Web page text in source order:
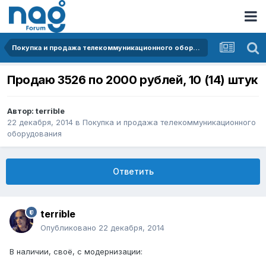
Покупка и продажа телекоммуникационного оборудования
Продаю 3526 по 2000 рублей, 10 (14) штук
Автор: terrible
22 декабря, 2014 в Покупка и продажа телекоммуникационного
оборудования
Ответить
terrible
Опубликовано 22 декабря, 2014
В наличии, своё, с модернизации: